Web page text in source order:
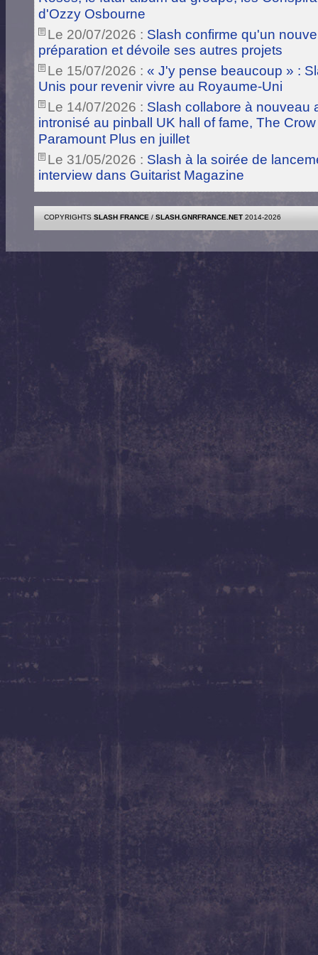
d'Ozzy Osbourne
Le 20/07/2026 : Slash confirme qu'un
préparation et dévoile ses autres projets
Le 15/07/2026 : « J'y pense beaucoup » :
Unis pour revenir vivre au Royaume-Uni
Le 14/07/2026 : Slash collabore à nouveau
intronisé au pinball UK hall of fame, The
Paramount Plus en juillet
Le 31/05/2026 : Slash à la soirée de
interview dans Guitarist Magazine
COPYRIGHTS SLASH FRANCE / SLASH.GNRFRANCE.NET 2014-2026